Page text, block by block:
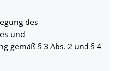
des
und
gemäß § 3 Abs. 2 und § 4